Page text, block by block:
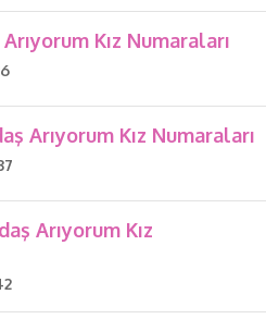
Kız Numaraları
Arıyorum Kız Numaraları
Arıyorum Kız